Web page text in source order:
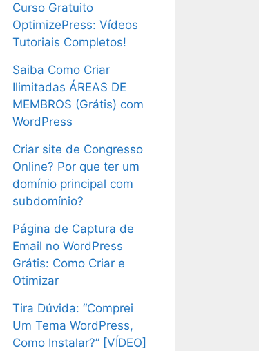
Curso Gratuito
OptimizePress: Vídeos
Tutoriais Completos!
Saiba Como Criar
Ilimitadas ÁREAS DE
MEMBROS (Grátis) com
WordPress
Criar site de Congresso
Online? Por que ter um
domínio principal com
subdomínio?
Página de Captura de
Email no WordPress
Grátis: Como Criar e
Otimizar
Tira Dúvida: “Comprei
Um Tema WordPress,
Como Instalar?” [VÍDEO]